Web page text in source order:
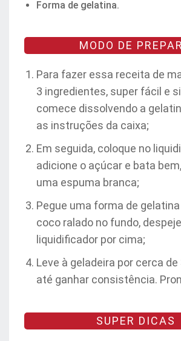
Forma de gelatina.
MODO DE
Para fazer essa receita de
3 ingredientes, super fácil e
comece dissolvendo a
as instruções da caixa;
Em seguida, coloque no
adicione o açúcar e bata
uma espuma branca;
Pegue uma forma de
coco ralado no fundo,
liquidificador por cima;
Leve à geladeira por cerca
até ganhar consistência.
SUPER DICAS